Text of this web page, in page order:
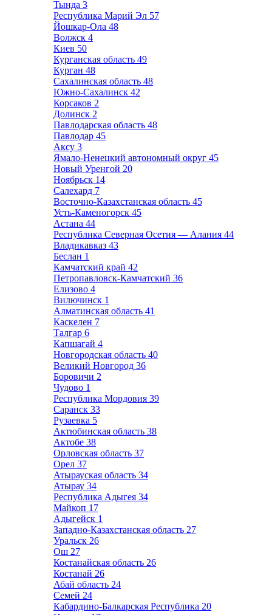
Тында 3
Республика Марий Эл 57
Йошкар-Ола 48
Волжск 4
Киев 50
Курганская область 49
Курган 48
Сахалинская область 48
Южно-Сахалинск 42
Корсаков 2
Долинск 2
Павлодарская область 48
Павлодар 45
Аксу 3
Ямало-Ненецкий автономный округ 45
Новый Уренгой 20
Ноябрьск 14
Салехард 7
Восточно-Казахстанская область 45
Усть-Каменогорск 45
Астана 44
Республика Северная Осетия — Алания 44
Владикавказ 43
Беслан 1
Камчатский край 42
Петропавловск-Камчатский 36
Елизово 4
Вилючинск 1
Алматинская область 41
Каскелен 7
Талгар 6
Капшагай 4
Новгородская область 40
Великий Новгород 36
Боровичи 2
Чудово 1
Республика Мордовия 39
Саранск 33
Рузаевка 5
Актюбинская область 38
Актобе 38
Орловская область 37
Орел 37
Атырауская область 34
Атырау 34
Республика Адыгея 34
Майкоп 17
Адыгейск 1
Западно-Казахстанская область 27
Уральск 26
Ош 27
Костанайская область 26
Костанай 26
Абай область 24
Семей 24
Кабардино-Балкарская Республика 20